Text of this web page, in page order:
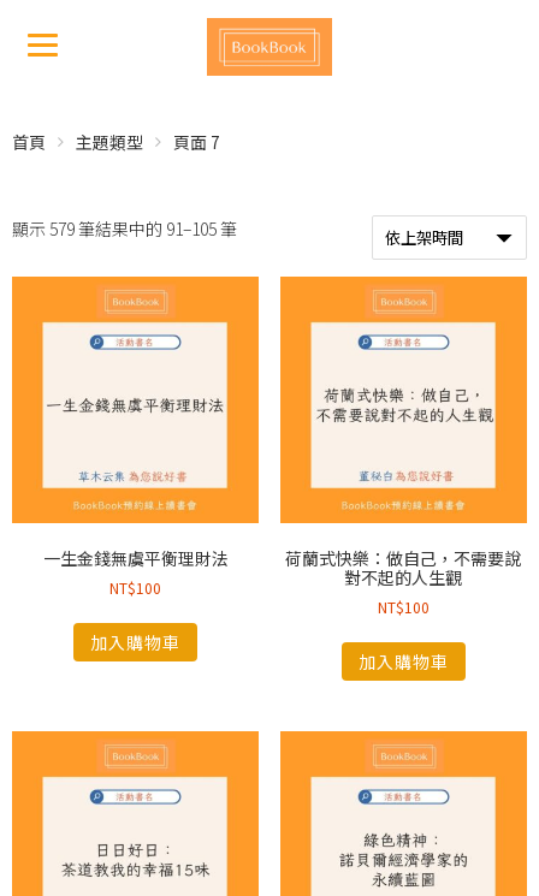
首頁 主題類型 頁面 7
顯示 579 筆結果中的 91–105 筆
一生金錢無虞平衡理財法
NT$100
加入購物車
荷蘭式快樂：做自己，不需要說
對不起的人生觀
NT$100
加入購物車